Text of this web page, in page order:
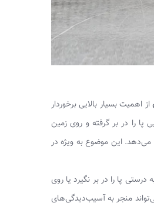
از اهمیت بسیار بالایی برخوردار
را در بر گرفته و روی زمین
این موضوع به ویژه در
درستی پا را در بر نگیرد یا روی
منجر به آسیب‌دیدگی‌های